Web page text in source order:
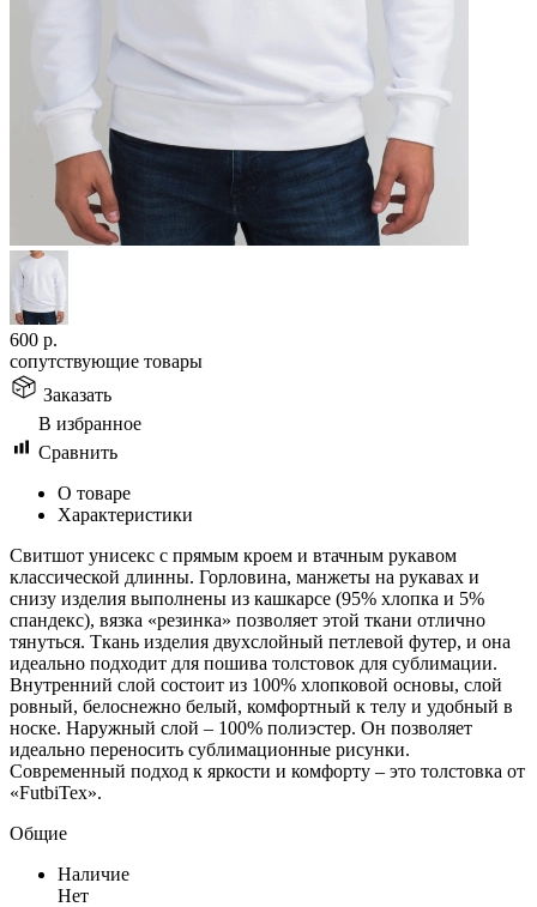
600 р.
сопутствующие товары
Заказать
В избранное
Сравнить
О товаре
Характеристики
Свитшот унисекс с прямым кроем и втачным рукавом
классической длинны. Горловина, манжеты на рукавах и
снизу изделия выполнены из кашкарсе (95% хлопка и 5%
спандекс), вязка «резинка» позволяет этой ткани отлично
тянуться. Ткань изделия двухслойный петлевой футер, и она
идеально подходит для пошива толстовок для сублимации.
Внутренний слой состоит из 100% хлопковой основы, слой
ровный, белоснежно белый, комфортный к телу и удобный в
носке. Наружный слой – 100% полиэстер. Он позволяет
идеально переносить сублимационные рисунки.
Современный подход к яркости и комфорту – это толстовка от
«FutbiTex».
Общие
Наличие
Нет